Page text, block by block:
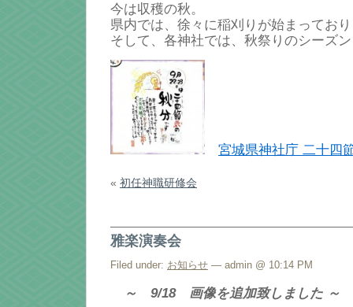
今は収穫の秋。
県内では、徐々に稲刈りが始まってお
そして、各神社では、秋祭りのシーズ
宮城県神社庁 二十四
« 初任神職研修会
雅楽演奏会
Filed under: お知らせ — admin @ 10:14 PM
～ 9/18 画像を追加致しました ～